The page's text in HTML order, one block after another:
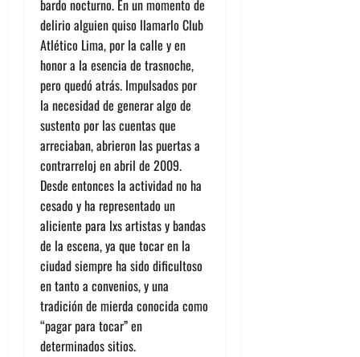
bardo nocturno. En un momento de
delirio alguien quiso llamarlo Club
Atlético Lima, por la calle y en
honor a la esencia de trasnoche,
pero quedó atrás. Impulsados por
la necesidad de generar algo de
sustento por las cuentas que
arreciaban, abrieron las puertas a
contrarreloj en abril de 2009.
Desde entonces la actividad no ha
cesado y ha representado un
aliciente para lxs artistas y bandas
de la escena, ya que tocar en la
ciudad siempre ha sido dificultoso
en tanto a convenios, y una
tradición de mierda conocida como
“pagar para tocar” en
determinados sitios.